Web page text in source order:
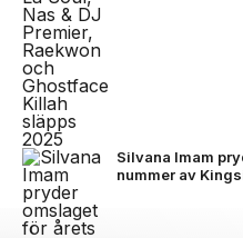
Silvana Imam
nummer av